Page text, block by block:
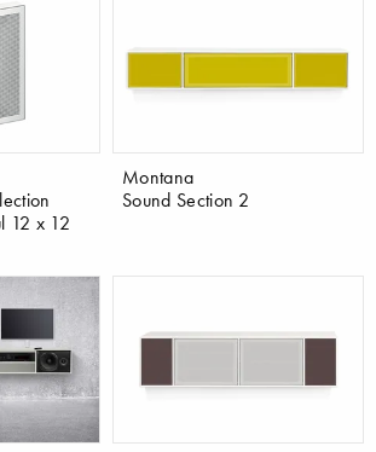
12 x 12
Montana
Sound Section 2